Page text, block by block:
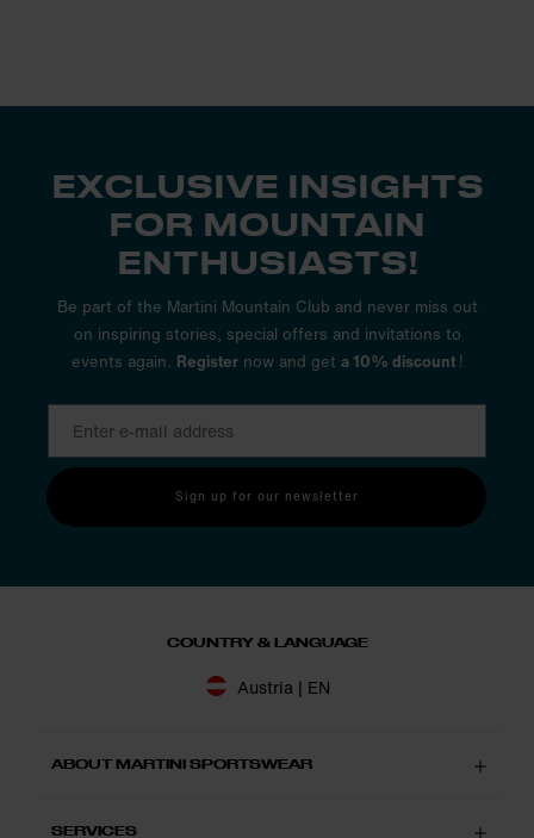
EXCLUSIVE INSIGHTS
FOR MOUNTAIN
ENTHUSIASTS!
Be part of the Martini Mountain Club and never miss out
on inspiring stories, special offers and invitations to
events again. Registernow and get a 10% discount !
Sign up for our newsletter
COUNTRY & LANGUAGE
Austria | EN
ABOUT MARTINI SPORTSWEAR
SERVICES